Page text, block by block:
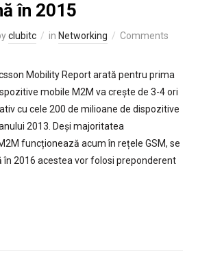
în 2015
clubitc in Networking
Comments
Mobility Report arată pentru prima
mobile M2M va crește de 3-4 ori
cu cele 200 de milioane de dispozitive
2013. Deși majoritatea
funcționează acum în rețele GSM, se
în 2016 acestea vor folosi preponderent